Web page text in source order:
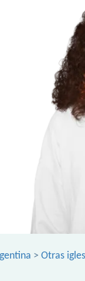
> Otras